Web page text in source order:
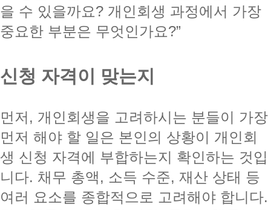
을 수 있을까요? 개인회생 과정에서 가장
중요한 부분은 무엇인가요?”
신청 자격이 맞는지
먼저, 개인회생을 고려하시는 분들이 가장
먼저 해야 할 일은 본인의 상황이 개인회
생 신청 자격에 부합하는지 확인하는 것입
니다. 채무 총액, 소득 수준, 재산 상태 등
여러 요소를 종합적으로 고려해야 합니다.